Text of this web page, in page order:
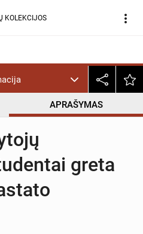
KOLEKCIJOS more_vert
APRAŠYMAS
greta